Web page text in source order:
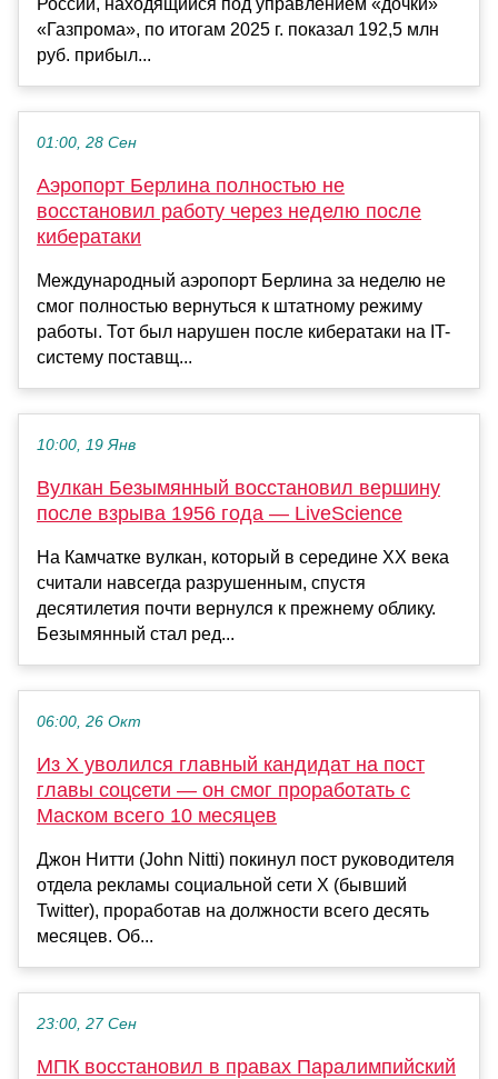
«Газпрома», по итогам 2025 г. показал 192,5 млн
руб. прибыл...
01:00, 28 Сен
Аэропорт Берлина полностью не
восстановил работу через неделю после
кибератаки
Международный аэропорт Берлина за неделю не
смог полностью вернуться к штатному режиму
работы. Тот был нарушен после кибератаки на IT-
систему поставщ...
10:00, 19 Янв
Вулкан Безымянный восстановил вершину
после взрыва 1956 года — LiveScience
На Камчатке вулкан, который в середине XX века
считали навсегда разрушенным, спустя
десятилетия почти вернулся к прежнему облику.
Безымянный стал ред...
06:00, 26 Окт
Из X уволился главный кандидат на пост
главы соцсети — он смог проработать с
Маском всего 10 месяцев
Джон Нитти (John Nitti) покинул пост руководителя
отдела рекламы социальной сети X (бывший
Twitter), проработав на должности всего десять
месяцев. Об...
23:00, 27 Сен
МПК восстановил в правах Паралимпийский